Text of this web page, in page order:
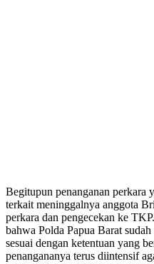
Begitupun penanganan perkara
terkait meninggalnya anggota
perkara dan pengecekan ke
bahwa Polda Papua Barat
sesuai dengan ketentuan yang
penangananya terus diintensif